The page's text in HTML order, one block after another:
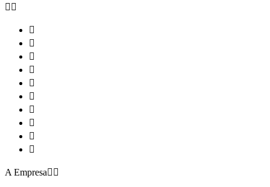
 










A Empresa 